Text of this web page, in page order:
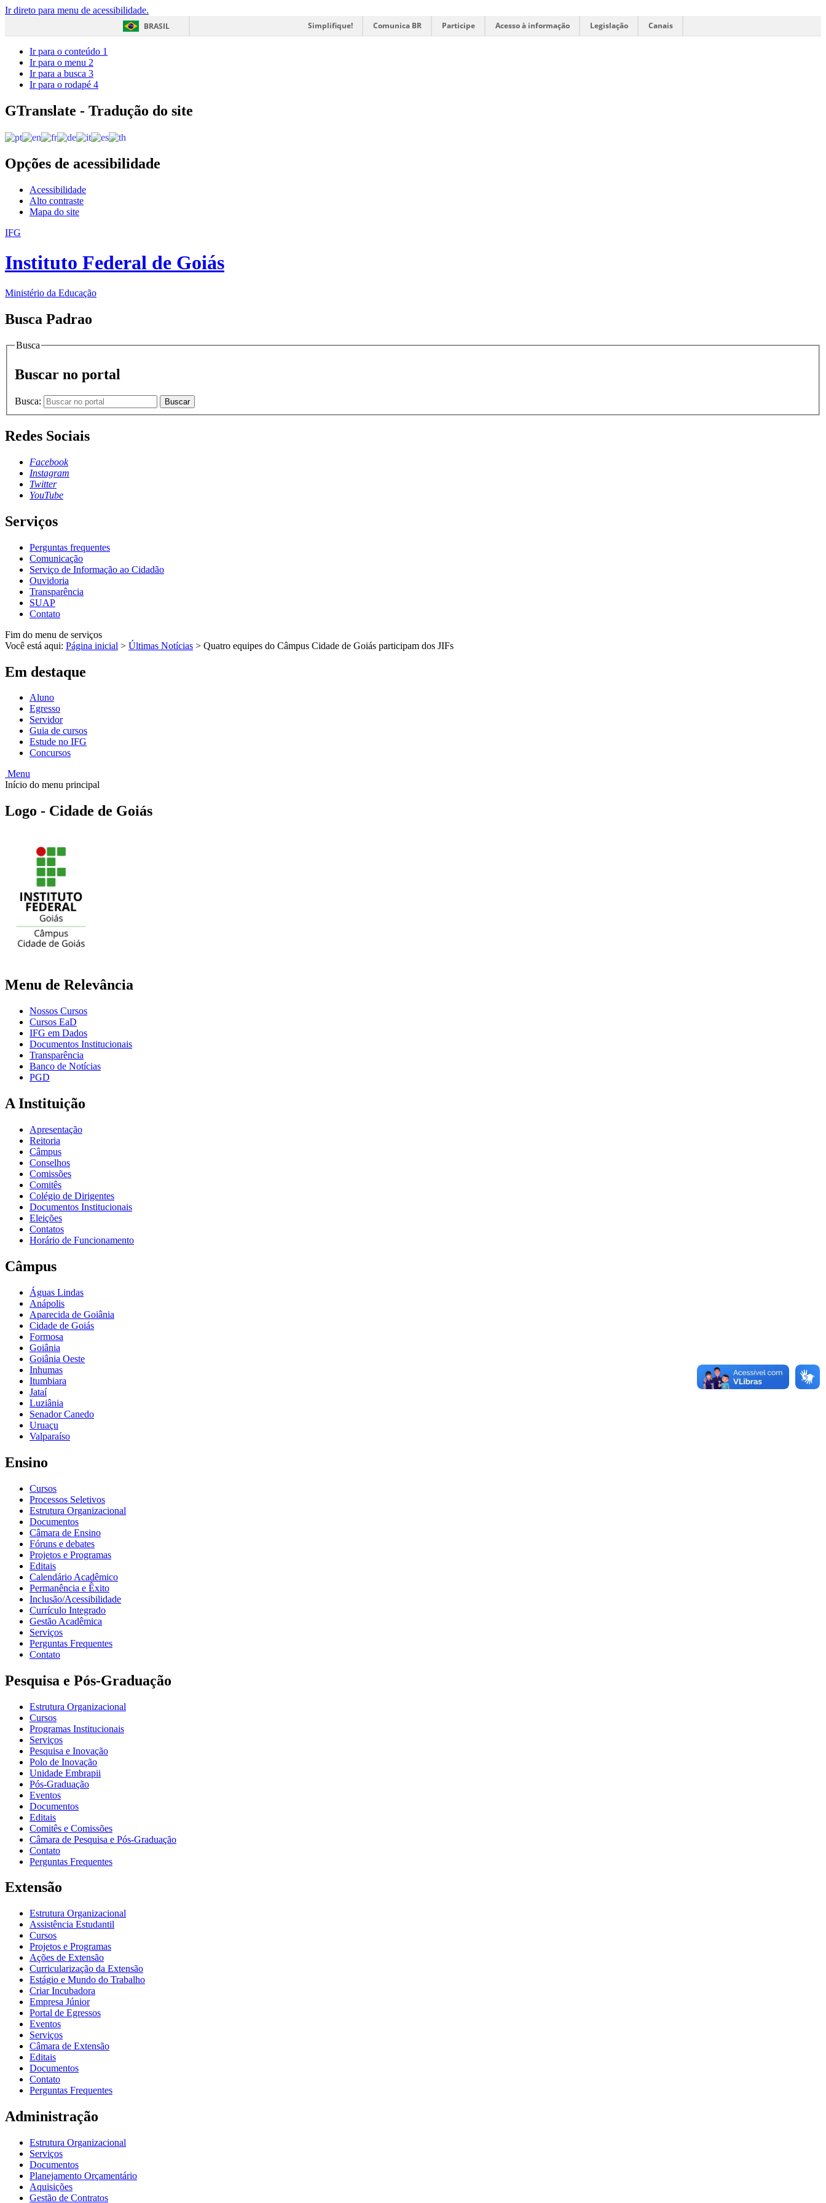
Ir direto para menu de acessibilidade.
BRASIL
Simplifique! Comunica BR Participe Acesso à informação Legislação Canais
Ir para o conteúdo 1
Ir para o menu 2
Ir para a busca 3
Ir para o rodapé 4
GTranslate - Tradução do site
Opções de acessibilidade
Acessibilidade
Alto contraste
Mapa do site
IFG
Instituto Federal de Goiás
Ministério da Educação
Busca Padrao
Busca
Buscar no portal
Busca: Buscar
Redes Sociais
Facebook
Instagram
Twitter
YouTube
Serviços
Perguntas frequentes
Comunicação
Serviço de Informação ao Cidadão
Ouvidoria
Transparência
SUAP
Contato
Fim do menu de serviços
Você está aqui: Página inicial > Últimas Notícias > Quatro equipes do Câmpus Cidade de Goiás participam dos JIFs
Em destaque
Aluno
Egresso
Servidor
Guia de cursos
Estude no IFG
Concursos
Menu
Início do menu principal
Logo - Cidade de Goiás
Menu de Relevância
Nossos Cursos
Cursos EaD
IFG em Dados
Documentos Institucionais
Transparência
Banco de Notícias
PGD
A Instituição
Apresentação
Reitoria
Câmpus
Conselhos
Comissões
Comitês
Colégio de Dirigentes
Documentos Institucionais
Eleições
Contatos
Horário de Funcionamento
Câmpus
Águas Lindas
Anápolis
Aparecida de Goiânia
Cidade de Goiás
Formosa
Goiânia
Goiânia Oeste
Inhumas
Itumbiara
Jataí
Luziânia
Senador Canedo
Uruaçu
Valparaíso
Ensino
Cursos
Processos Seletivos
Estrutura Organizacional
Documentos
Câmara de Ensino
Fóruns e debates
Projetos e Programas
Editais
Calendário Acadêmico
Permanência e Êxito
Inclusão/Acessibilidade
Currículo Integrado
Gestão Acadêmica
Serviços
Perguntas Frequentes
Contato
Pesquisa e Pós-Graduação
Estrutura Organizacional
Cursos
Programas Institucionais
Serviços
Pesquisa e Inovação
Polo de Inovação
Unidade Embrapii
Pós-Graduação
Eventos
Documentos
Editais
Comitês e Comissões
Câmara de Pesquisa e Pós-Graduação
Contato
Perguntas Frequentes
Extensão
Estrutura Organizacional
Assistência Estudantil
Cursos
Projetos e Programas
Ações de Extensão
Curricularização da Extensão
Estágio e Mundo do Trabalho
Criar Incubadora
Empresa Júnior
Portal de Egressos
Eventos
Serviços
Câmara de Extensão
Editais
Documentos
Contato
Perguntas Frequentes
Administração
Estrutura Organizacional
Serviços
Documentos
Planejamento Orçamentário
Aquisições
Gestão de Contratos